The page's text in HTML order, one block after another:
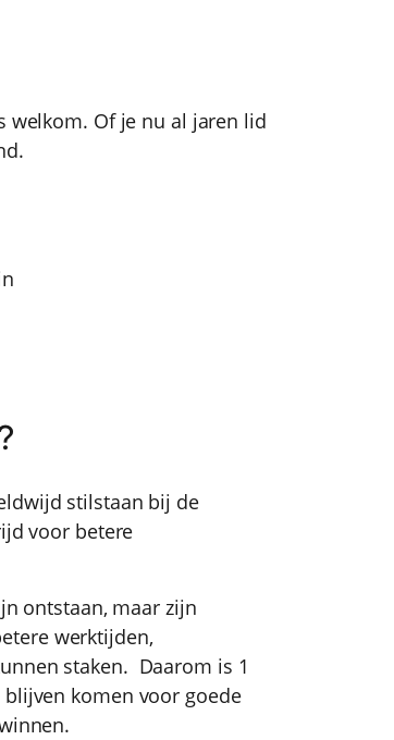
welkom. Of je nu al jaren lid
stilstaan bij de
voor betere
ontstaan, maar zijn
werktijden,
staken. Daarom is 1
komen voor goede